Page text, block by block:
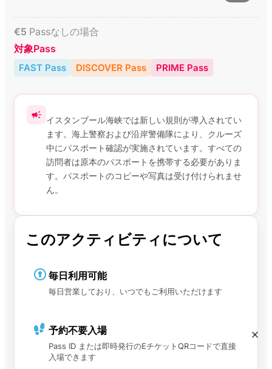
€5 Passなしの場合
対象Pass
FAST Pass DISCOVER Pass PRIME Pass
イスタンブール海峡では新しい規則が導入されてい
ます。海上警察および沿岸警備隊により、クルーズ
中にパスポート確認が実施されています。すべての
訪問者は原本のパスポートを携帯する必要がありま
す。パスポートのコピーや写真は受け付けられませ
ん。
このアクティビティについて
毎日利用可能
毎日営業しており、いつでもご利用いただけます
予約不要入場
Pass ID または即時発行のEチケットQRコードで直接
入場できます